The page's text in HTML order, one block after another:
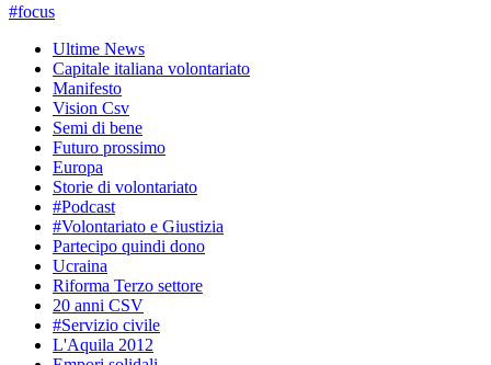
#focus
Ultime News
Capitale italiana volontariato
Manifesto
Vision Csv
Semi di bene
Futuro prossimo
Europa
Storie di volontariato
#Podcast
#Volontariato e Giustizia
Partecipo quindi dono
Ucraina
Riforma Terzo settore
20 anni CSV
#Servizio civile
L'Aquila 2012